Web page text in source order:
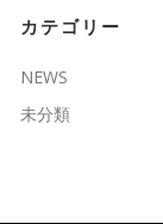
カテゴリー
NEWS
未分類